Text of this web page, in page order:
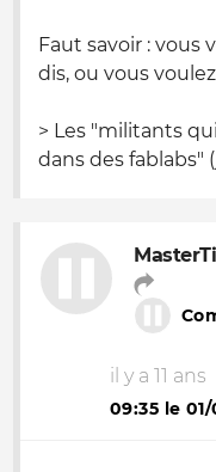
Faut savoir : vous
dis, ou vous
> Les "militants
dans des fablabs"
il y a 11 ans
09:35 le 01/